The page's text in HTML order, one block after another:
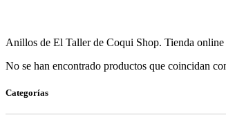
Anillos de El Taller de Coqui Shop. Tienda online
No se han encontrado productos que coincidan
Categorías